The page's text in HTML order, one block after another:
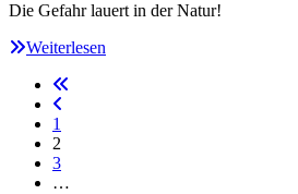
Die Gefahr lauert in der Natur!
Weiterlesen
1
2
3
…